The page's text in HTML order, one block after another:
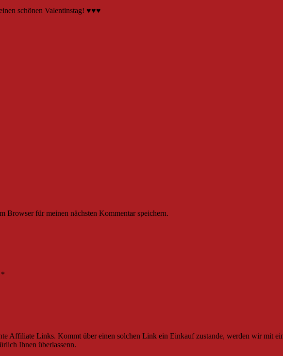
schönen Valentinstag! ♥♥♥
Browser für meinen nächsten Kommentar speichern.
*
Affiliate Links. Kommt über einen solchen Link ein Einkauf zustande, werden wir mit
Ihnen überlassenn.